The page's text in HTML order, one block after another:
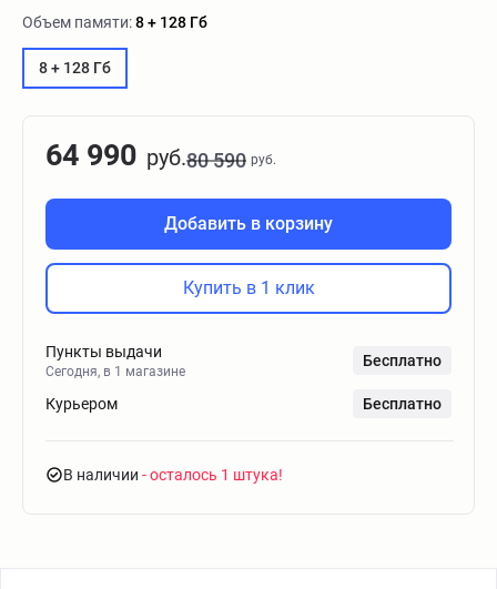
Объем памяти:8 + 128 Гб
8 + 128 Гб
64 990 руб.80 590 руб.
Добавить в корзину
Купить в 1 клик
Пункты выдачи
Сегодня, в 1 магазине
Бесплатно
Курьером Бесплатно
В наличии - осталось 1 штука